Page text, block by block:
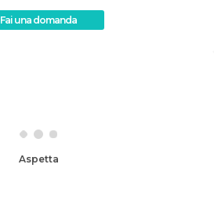
Fai una domanda
Aspetta